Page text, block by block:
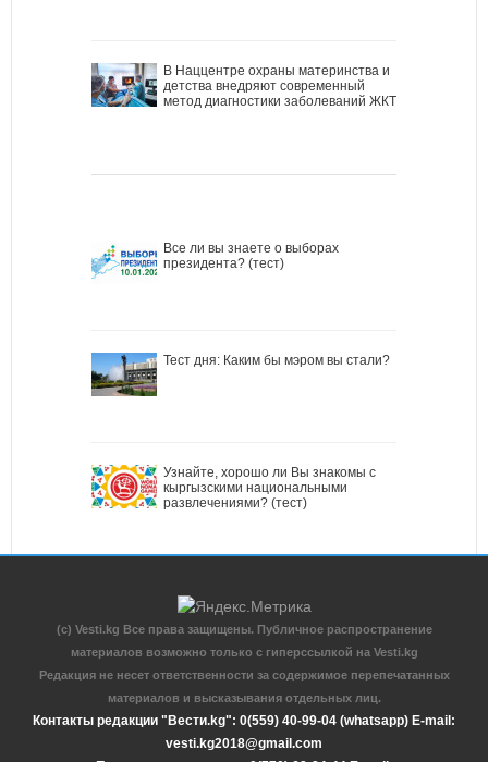
В Наццентре охраны материнства и
детства внедряют современный
метод диагностики заболеваний ЖКТ
Все ли вы знаете о выборах
президента? (тест)
Тест дня: Каким бы мэром вы стали?
Узнайте, хорошо ли Вы знакомы с
кыргызскими национальными
развлечениями? (тест)
(c) Vesti.kg Все права защищены. Публичное распространение
материалов возможно только с гиперссылкой на Vesti.kg
Редакция не несет ответственности за содержимое перепечатанных
материалов и высказывания отдельных лиц.
Контакты редакции "Вести.kg": 0(559) 40-99-04 (whatsapp) E-mail:
vesti.kg2018@gmail.com